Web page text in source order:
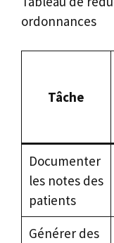
ordonnances
Tâche
Documenter
les notes des
patients
Générer des